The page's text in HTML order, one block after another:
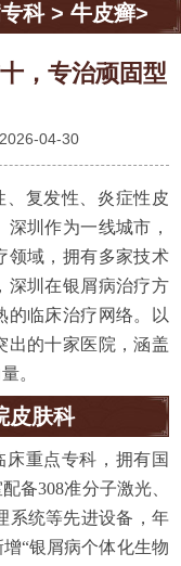
科> 牛皮癣>
，专治顽固型
04-30
、复发性、炎症性皮
圳作为一线城市，
领域，拥有多家技术
深圳在银屑病治疗方
的临床治疗网络。以
出的十家医院，涵盖
。
皮肤科
重点专科，拥有国
备308准分子激光、
系统等先进设备，年
“银屑病个体化生物